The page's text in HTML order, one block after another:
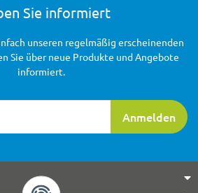
Sie informiert
Anmelden
unseren regelmäßig erscheinenden
Sie über neue Produkte und Angebote
informiert.